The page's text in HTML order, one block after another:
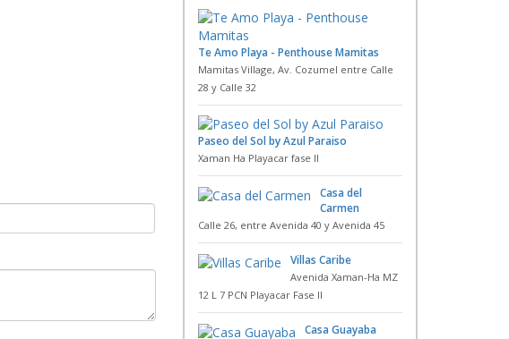
Te Amo Playa - Penthouse Mamitas
Mamitas Village, Av. Cozumel entre Calle
28 y Calle 32
Paseo del Sol by Azul Paraiso
Xaman Ha Playacar fase II
Casa del
Carmen
Calle 26, entre Avenida 40 y Avenida 45
Villas Caribe
Avenida Xaman-Ha MZ
12 L 7 PCN Playacar Fase II
Casa Guayaba